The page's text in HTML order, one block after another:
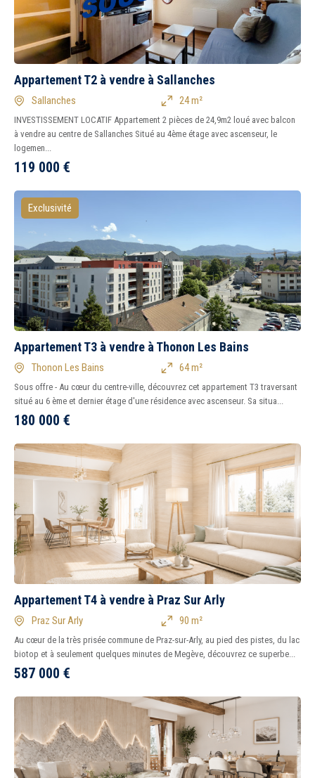
Appartement T2 à vendre à Sallanches
Sallanches 24 m²
INVESTISSEMENT LOCATIF Appartement 2 pièces de 24,9m2 loué avec balcon
à vendre au centre de Sallanches Situé au 4ème étage avec ascenseur, le
logemen...
119 000 €
Exclusivité
Appartement T3 à vendre à Thonon Les Bains
Thonon Les Bains 64 m²
Sous offre - Au cœur du centre-ville, découvrez cet appartement T3 traversant
situé au 6 ème et dernier étage d'une résidence avec ascenseur. Sa situa...
180 000 €
Appartement T4 à vendre à Praz Sur Arly
Praz Sur Arly 90 m²
Au cœur de la très prisée commune de Praz-sur-Arly, au pied des pistes, du lac
biotop et à seulement quelques minutes de Megève, découvrez ce superbe...
587 000 €